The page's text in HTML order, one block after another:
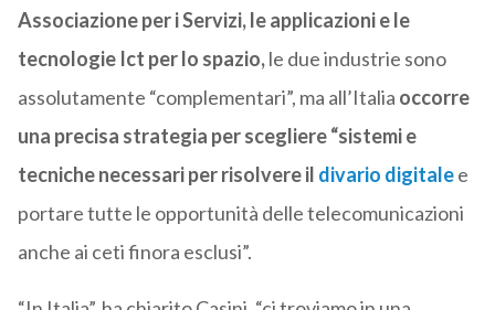
Associazione per i Servizi, le applicazioni e le
tecnologie Ict per lo spazio,le due industrie sono
assolutamente “complementari”, ma all’Italia occorre
una precisa strategia per scegliere “sistemi e
tecniche necessari per risolvere il divario digitalee
portare tutte le opportunità delle telecomunicazioni
anche ai ceti finora esclusi”.